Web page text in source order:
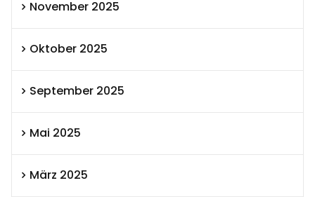
November 2025
Oktober 2025
September 2025
Mai 2025
März 2025